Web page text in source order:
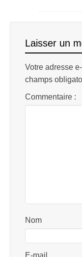
Laisser un
Votre adresse
champs
Commentaire :
Nom